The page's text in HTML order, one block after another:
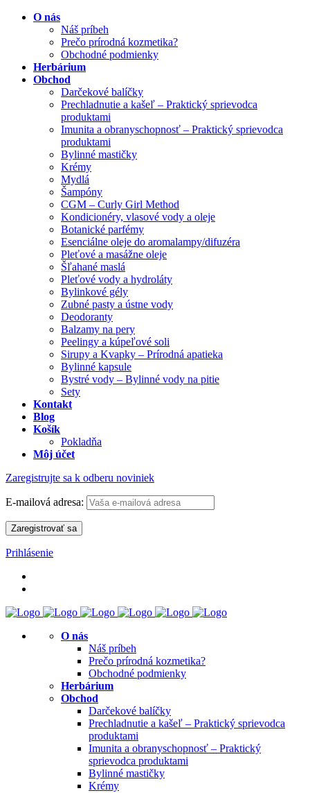
O nás
Náš príbeh
Prečo prírodná kozmetika?
Obchodné podmienky
Herbárium
Obchod
Darčekové balíčky
Prechladnutie a kašeľ – Praktický sprievodca
produktami
Imunita a obranyschopnosť – Praktický sprievodca
produktami
Bylinné mastičky
Krémy
Mydlá
Šampóny
CGM – Curly Girl Method
Kondicionéry, vlasové vody a oleje
Botanické parfémy
Esenciálne oleje do aromalampy/difuzéra
Pleťové a masážne oleje
Šľahané maslá
Pleťové vody a hydroláty
Bylinkové gély
Zubné pasty a ústne vody
Deodoranty
Balzamy na pery
Peelingy a kúpeľové soli
Sirupy a Kvapky – Prírodná apatieka
Bylinné kapsule
Bystré vody – Bylinné vody na pitie
Sety
Kontakt
Blog
Košík
Pokladňa
Môj účet
Zaregistrujte sa k odberu noviniek
E-mailová adresa:
Prihlásenie
O nás
Náš príbeh
Prečo prírodná kozmetika?
Obchodné podmienky
Herbárium
Obchod
Darčekové balíčky
Prechladnutie a kašeľ – Praktický sprievodca
produktami
Imunita a obranyschopnosť – Praktický
sprievodca produktami
Bylinné mastičky
Krémy